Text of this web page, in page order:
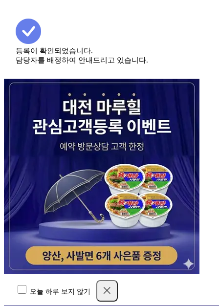
등록이 확인되었습니다.
담당자를 배정하여 안내드리고 있습니다.
오늘 하루 보지 않기